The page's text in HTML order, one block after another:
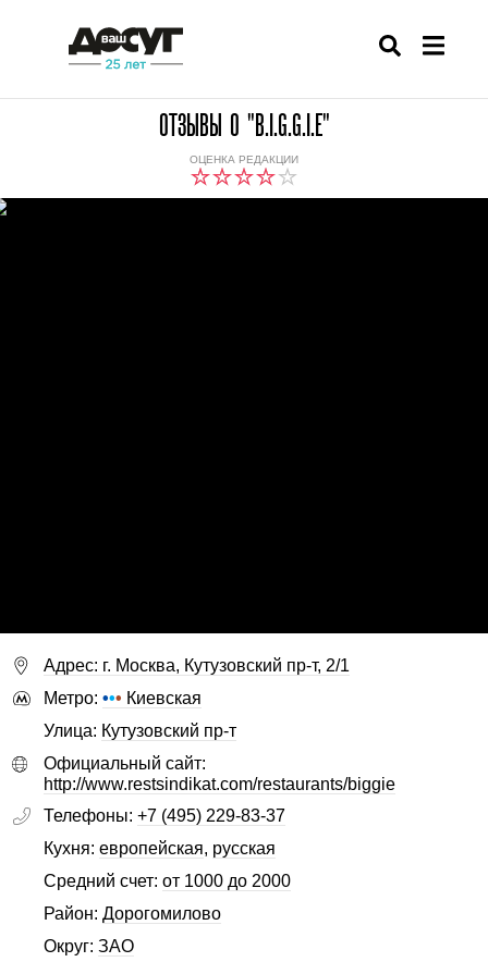
ОТЗЫВЫ О "B.I.G.G.I.E"
ОЦЕНКА РЕДАКЦИИ
Адрес: г. Москва, Кутузовский пр-т, 2/1
Метро: ••• Киевская
Улица: Кутузовский пр-т
Официальный сайт:
http://www.restsindikat.com/restaurants/biggie
Телефоны: +7 (495) 229-83-37
Кухня: европейская, русская
Средний счет: от 1000 до 2000
Район: Дорогомилово
Округ: ЗАО